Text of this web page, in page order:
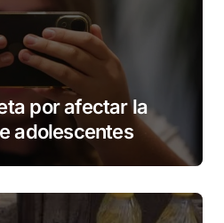
por afectar la
adolescentes